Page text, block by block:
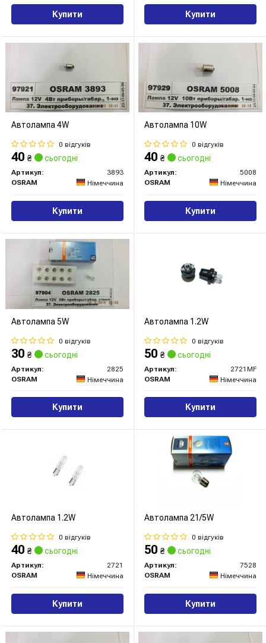
Купити Купити
Автолампа 4W
0 відгуків
40 ₴ сьогодні
Артикул:
3893
OSRAM
Німеччина
Купити
Автолампа 10W
0 відгуків
40 ₴ сьогодні
Артикул:
5008
OSRAM
Німеччина
Купити
Автолампа 5W
0 відгуків
30 ₴ сьогодні
Артикул:
2825
OSRAM
Німеччина
Купити
Автолампа 1.2W
0 відгуків
50 ₴ сьогодні
Артикул:
2721MF
OSRAM
Німеччина
Купити
Автолампа 1.2W
0 відгуків
40 ₴ сьогодні
Артикул:
2721
OSRAM
Німеччина
Купити
Автолампа 21/5W
0 відгуків
50 ₴ сьогодні
Артикул:
7528
OSRAM
Німеччина
Купити